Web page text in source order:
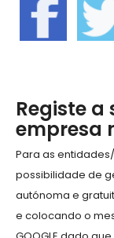
Registe
empresa
Para as
possibilidade de
autónoma e
e colocando o